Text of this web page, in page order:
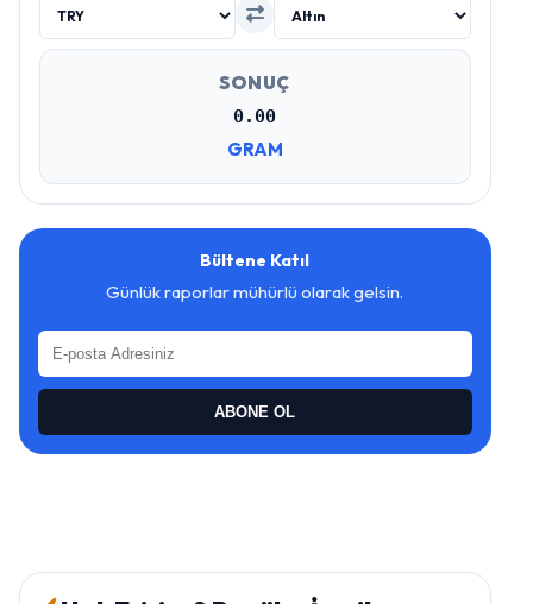
SONUÇ
0.00
GRAM
Bültene Katıl
Günlük raporlar mühürlü olarak gelsin.
ABONE OL